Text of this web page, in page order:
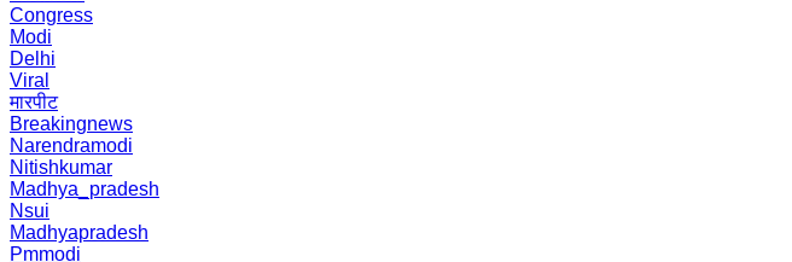
Congress
Modi
Delhi
Viral
मारपीट
Breakingnews
Narendramodi
Nitishkumar
Madhya_pradesh
Nsui
Madhyapradesh
Pmmodi